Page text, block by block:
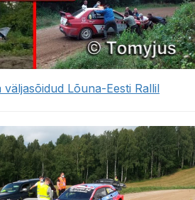
Lõuna-Eesti Rallil